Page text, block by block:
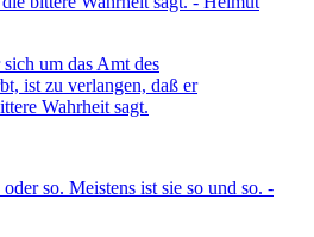
um das Amt des
ist zu verlangen, daß er
Wahrheit sagt.